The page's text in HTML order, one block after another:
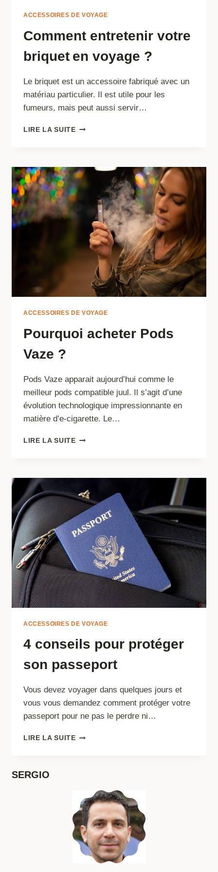
ACCESSOIRES DE VOYAGE
Comment entretenir votre
briquet en voyage ?
Le briquet est un accessoire fabriqué avec un
matériau particulier. Il est utile pour les
fumeurs, mais peut aussi servir…
LIRE LA SUITECOMMENT
EN
VOYAGE
?
ACCESSOIRES DE VOYAGE
Pourquoi acheter Pods
Vaze ?
Pods Vaze apparait aujourd’hui comme le
meilleur pods compatible juul. Il s’agit d’une
évolution technologique impressionnante en
matière d’e-cigarette. Le…
LIRE LA SUITEPOURQUOI
ACCESSOIRES DE VOYAGE
4 conseils pour protéger
son passeport
Vous devez voyager dans quelques jours et
vous vous demandez comment protéger votre
passeport pour ne pas le perdre ni…
LIRE LA SUITE4
SERGIO